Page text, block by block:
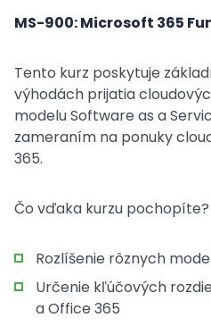
MS-900: Microsoft 365
Tento kurz poskytuje
výhodách prijatia
modelu Software as a
zameraním na ponuky
365.
Čo vďaka kurzu pochopíte?
Rozlíšenie rôznych
Určenie kľúčových
a Office 365